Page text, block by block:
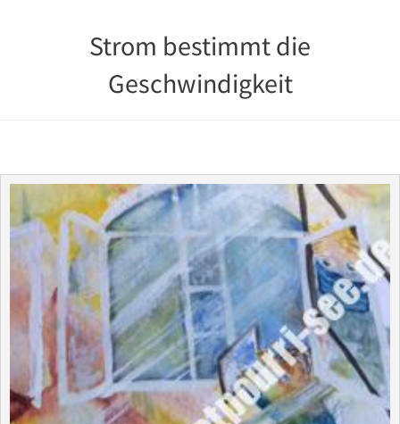
Strom bestimmt die
Geschwindigkeit